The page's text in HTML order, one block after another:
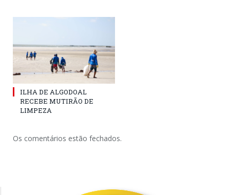
ILHA DE ALGODOAL
RECEBE MUTIRÃO DE
LIMPEZA
Os comentários estão fechados.